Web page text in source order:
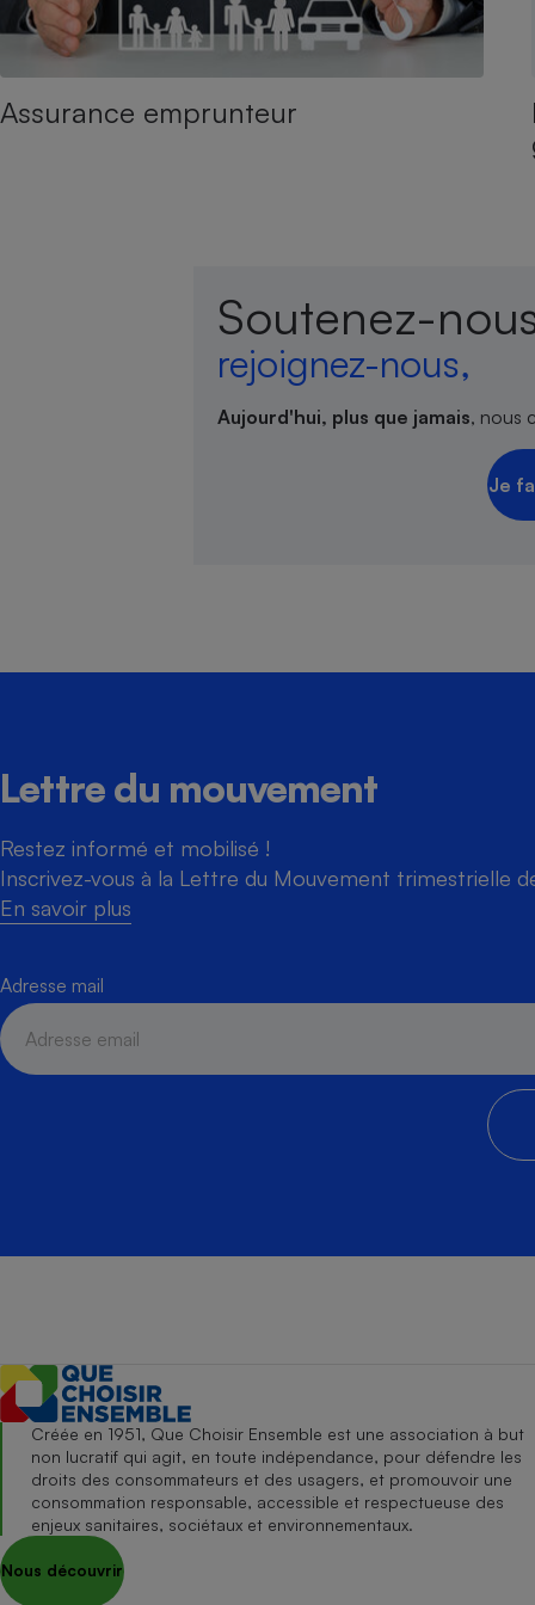
Assurance emprunteur
Soutenez-
rejoignez-nous,
Aujourd'hui, plus que jamais, nous
Je
Lettre du mouvement
Restez informé et mobilisé !
Inscrivez-vous à la Lettre du Mouvement trimestrielle
En savoir plus
Adresse mail
Créée en 1951, Que Choisir Ensemble est une association à but
non lucratif qui agit, en toute indépendance, pour défendre les
droits des consommateurs et des usagers, et promouvoir une
consommation responsable, accessible et respectueuse des
enjeux sanitaires, sociétaux et environnementaux.
Nous découvrir